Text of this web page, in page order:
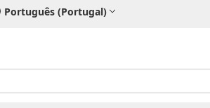
Português (Portugal)